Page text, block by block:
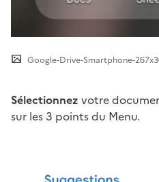
Google-Drive-Smartphone-
Sélectionnez votre
sur les 3 points du Menu.